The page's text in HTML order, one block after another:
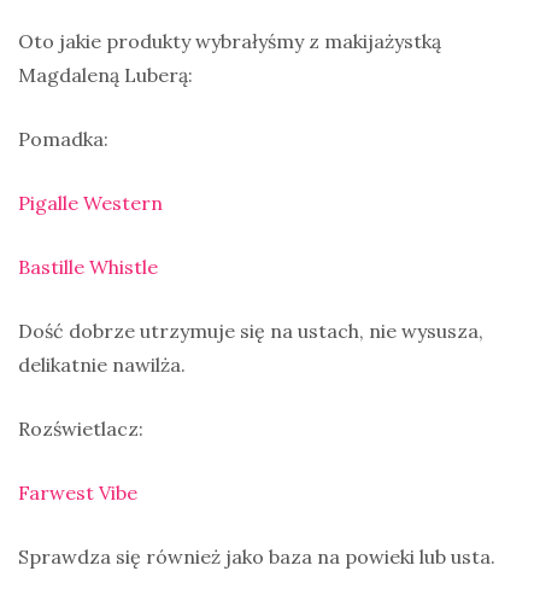
Oto jakie produkty wybrałyśmy z makijażystką
Magdaleną Luberą:
Pomadka:
Pigalle Western
Bastille Whistle
Dość dobrze utrzymuje się na ustach, nie wysusza,
delikatnie nawilża.
Rozświetlacz:
Farwest Vibe
Sprawdza się również jako baza na powieki lub usta.